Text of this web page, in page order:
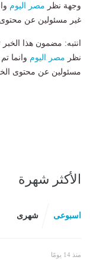
وجهة نظر مصر اليوم
غير مسئولين عن محتوى
انتبه: مضمون هذا الخبر
نظر مصر اليوم وانما
مسئولين عن محتوى
الأكثر شهرة
اسبوعى شهرى
منذ 14 يومًا